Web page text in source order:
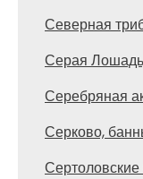
Северная
Серая
Серебряная
Серково,